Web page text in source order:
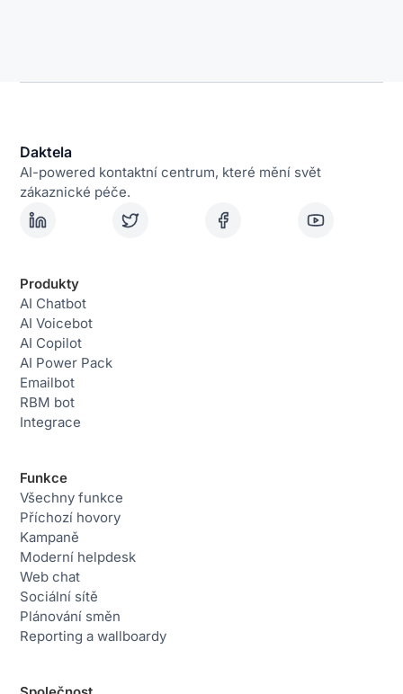
Daktela
AI-powered kontaktní centrum, které mění svět
zákaznické péče.
Produkty
AI Chatbot
AI Voicebot
AI Copilot
AI Power Pack
Emailbot
RBM bot
Integrace
Funkce
Všechny funkce
Příchozí hovory
Kampaně
Moderní helpdesk
Web chat
Sociální sítě
Plánování směn
Reporting a wallboardy